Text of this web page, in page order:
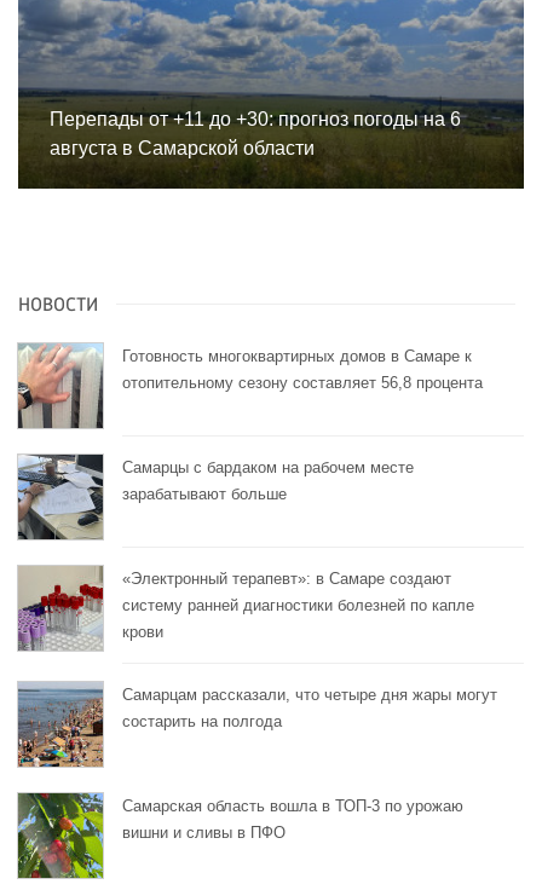
Перепады от +11 до +30: прогноз погоды на 6
августа в Самарской области
НОВОСТИ
Готовность многоквартирных домов в Самаре к
отопительному сезону составляет 56,8 процента
Самарцы с бардаком на рабочем месте
зарабатывают больше
«Электронный терапевт»: в Самаре создают
систему ранней диагностики болезней по капле
крови
Самарцам рассказали, что четыре дня жары могут
состарить на полгода
Самарская область вошла в ТОП-3 по урожаю
вишни и сливы в ПФО